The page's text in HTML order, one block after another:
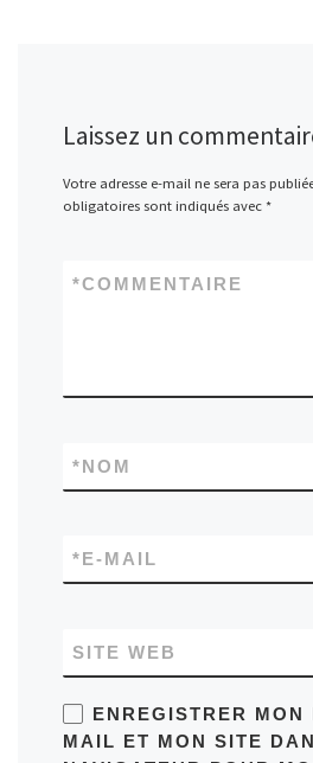
Laissez un
Votre adresse e-mail ne sera pas
obligatoires sont indiqués avec *
COMMENTAIRE
*
NOM
*
E-MAIL
*
SITE WEB
ENREGISTRER MON
MAIL ET MON SITE